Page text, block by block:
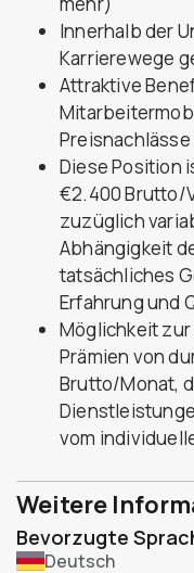
Innerhalb der
Karrierewege
Attraktive
Diese Position
€2.400 Brutto/
zuzüglich
Abhängigkeit
tatsächliches
Erfahrung und
Möglichkeit
Prämien von
Brutto/Monat,
vom
Weitere
Bevorzugte
Deutsch